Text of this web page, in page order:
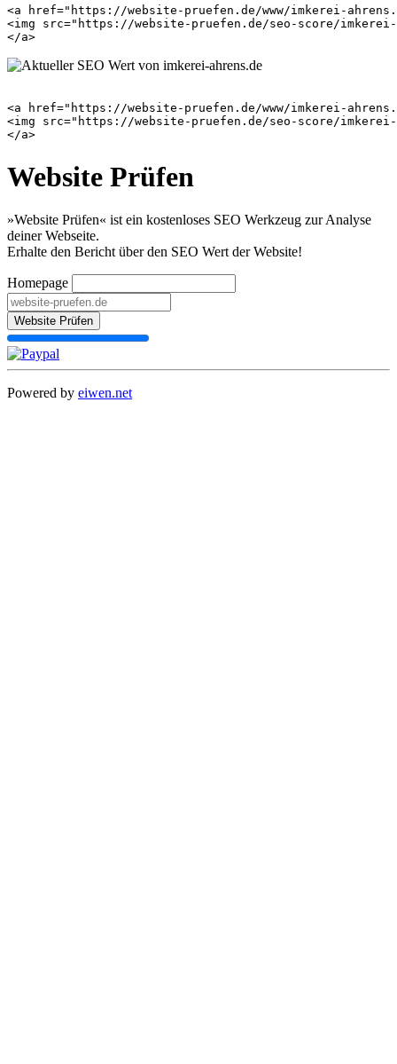
<a href="https://website-pruefen.de/www/imkerei-
<img src="https://website-pruefen.de/seo-score/
<a href="https://website-pruefen.de/www/imkerei-
<img src="https://website-pruefen.de/seo-score/
Website Prüfen
»Website Prüfen« ist ein kostenloses SEO Werkzeug zur Analyse
deiner Webseite.
Erhalte den Bericht über den SEO Wert der Website!
Homepage
Website Prüfen
Powered by eiwen.net